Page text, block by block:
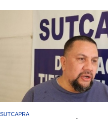
SUTCAPRA